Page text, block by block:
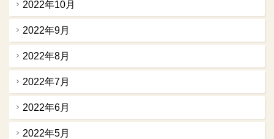
2022年10月
2022年9月
2022年8月
2022年7月
2022年6月
2022年5月